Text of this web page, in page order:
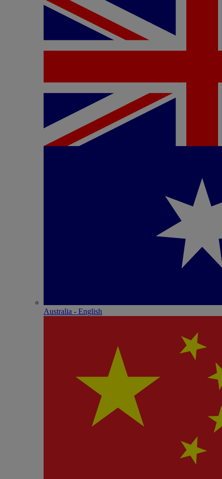
Australia - English